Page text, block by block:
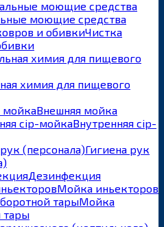
моющие средства
Чистка
химия для пищевого
Внешняя мойка
Внутренняя cip-
Гигиена рук
Дезинфекция
Мойка иньекторов
Мойка
тары